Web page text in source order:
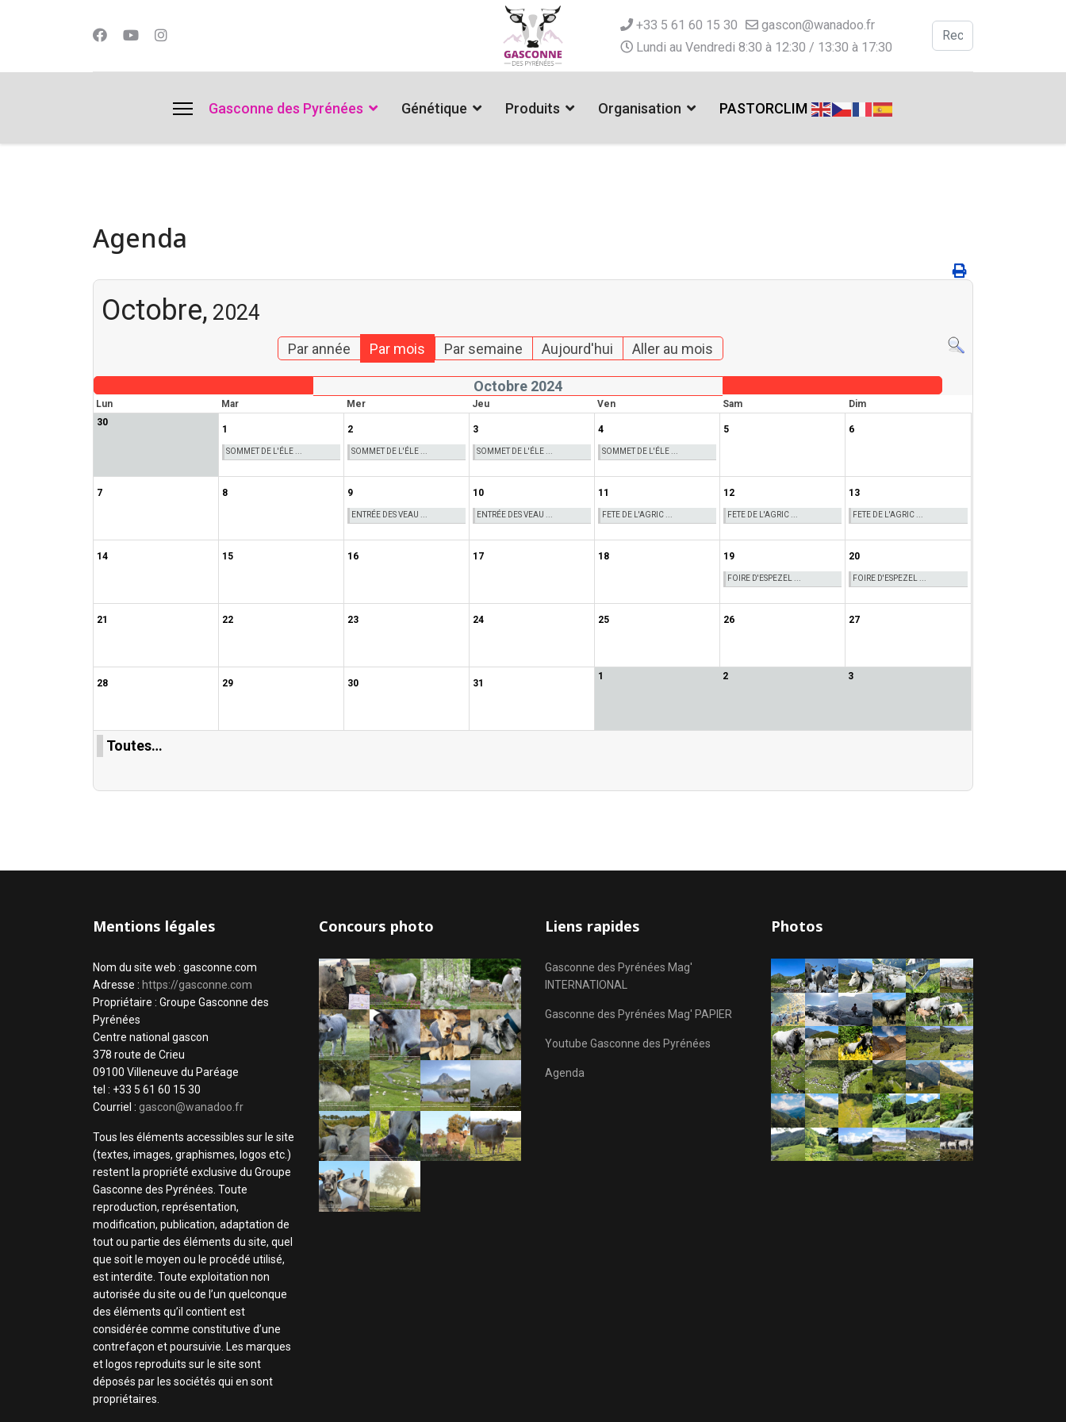
+33 5 61 60 15 30
gascon@wanadoo.fr
Lundi au Vendredi 8:30 à 12:30 / 13:30 à 17:30
Valider
Gasconne des Pyrénées Génétique Produits Organisation PASTORCLIM
Agenda
Octobre, 2024
Par année Par mois Par semaine Aujourd'hui Aller au mois
Octobre 2024
Lun Mar Mer Jeu Ven Sam
Dim
30
1
SOMMET DE L'ÉLE ...
2
SOMMET DE L'ÉLE ...
3
SOMMET DE L'ÉLE ...
4
SOMMET DE L'ÉLE ...
5 6
7 8 9
ENTRÉE DES VEAU ...
10
ENTRÉE DES VEAU ...
11
FETE DE L'AGRIC ...
12
FETE DE L'AGRIC ...
13
FETE DE L'AGRIC ...
14 15 16 17 18 19
FOIRE D'ESPEZEL ...
20
FOIRE D'ESPEZEL ...
21 22 23 24 25 26 27
28 29 30 31
1 2 3
Toutes…
Mentions légales
Nom du site web : gasconne.com
Adresse : https://gasconne.com
Propriétaire : Groupe Gasconne des
Pyrénées
Centre national gascon
378 route de Crieu
09100 Villeneuve du Paréage
tel : +33 5 61 60 15 30
Courriel : gascon@wanadoo.fr
Tous les éléments accessibles sur le site
(textes, images, graphismes, logos etc.)
restent la propriété exclusive du Groupe
Gasconne des Pyrénées. Toute
reproduction, représentation,
modification, publication, adaptation de
tout ou partie des éléments du site, quel
que soit le moyen ou le procédé utilisé,
est interdite. Toute exploitation non
autorisée du site ou de l’un quelconque
des éléments qu’il contient est
considérée comme constitutive d’une
contrefaçon et poursuivie. Les marques
et logos reproduits sur le site sont
déposés par les sociétés qui en sont
propriétaires.
Concours photo Liens rapides
Gasconne des Pyrénées Mag'
INTERNATIONAL
Gasconne des Pyrénées Mag' PAPIER
Youtube Gasconne des Pyrénées
Agenda
Photos